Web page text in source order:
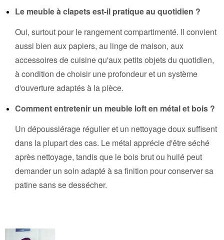
Le meuble à clapets est-il pratique au quotidien ?
Oui, surtout pour le rangement compartimenté. Il convient
aussi bien aux papiers, au linge de maison, aux
accessoires de cuisine qu'aux petits objets du quotidien,
à condition de choisir une profondeur et un système
d'ouverture adaptés à la pièce.
Comment entretenir un meuble loft en métal et bois ?
Un dépoussiérage régulier et un nettoyage doux suffisent
dans la plupart des cas. Le métal apprécie d'être séché
après nettoyage, tandis que le bois brut ou huilé peut
demander un soin adapté à sa finition pour conserver sa
patine sans se dessécher.